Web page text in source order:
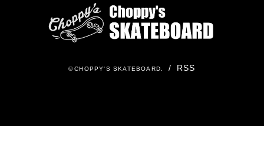
©CHOPPY'S SKATEBOARD. / RSS